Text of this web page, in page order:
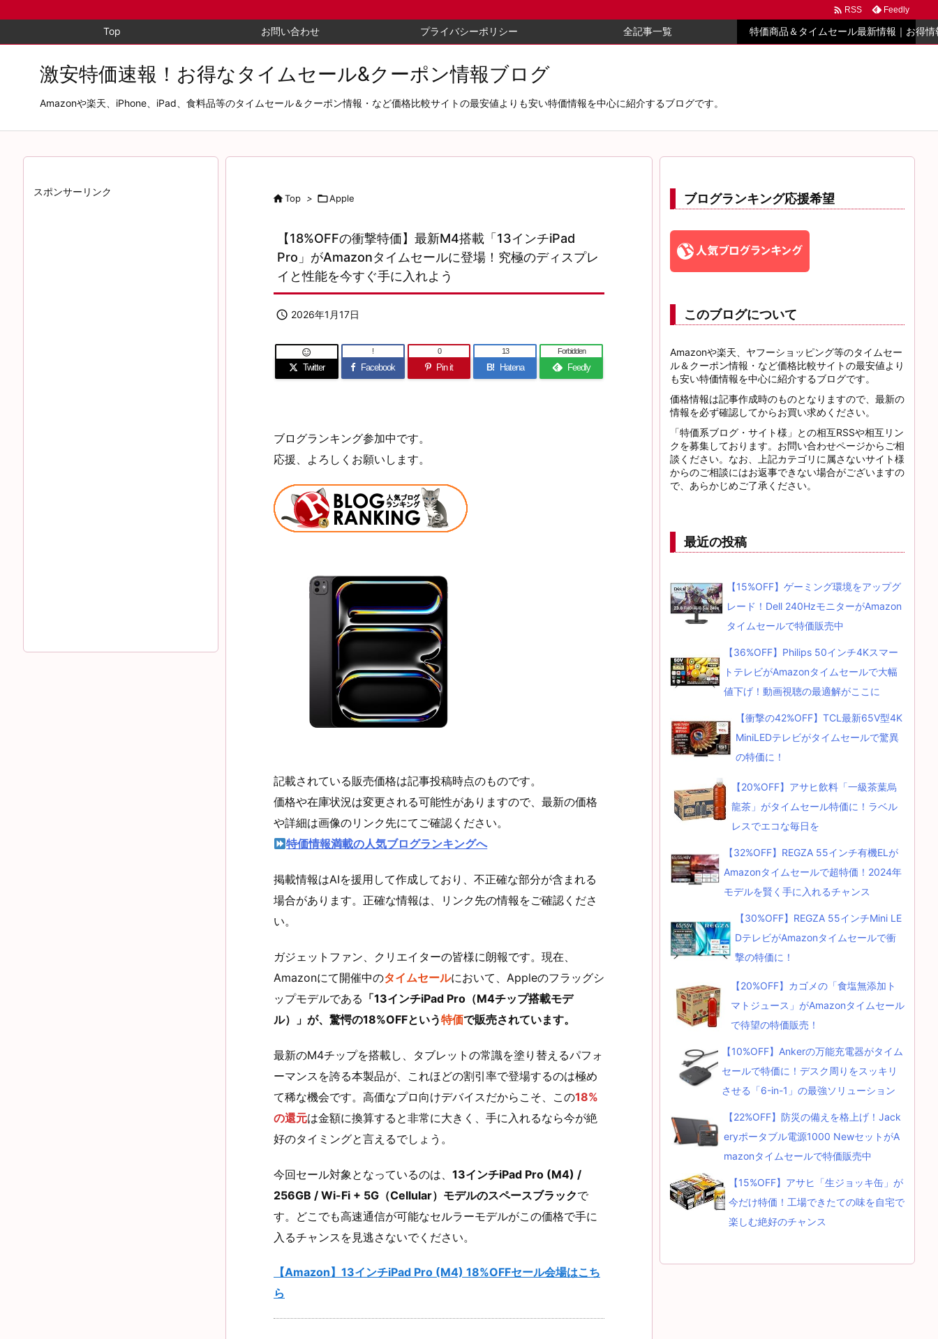
Top お問い合わせ プライバシーポリシー 全記事一覧 特価商品＆タイムセール最新情報｜お得
 RSS Feedly
激安特価速報！お得なタイムセール&クーポン情報ブログ
Amazonや楽天、iPhone、iPad、食料品等のタイムセール＆クーポン情報・など価格比較サイトの最安値よりも安い特価情報を中心に紹介するブログです。
Top > Apple
【18%OFFの衝撃特価】最新M4搭載「13インチiPad
Pro」がAmazonタイムセールに登場！究極のディスプレ
イと性能を今すぐ手に入れよう
 2026年1月17日
Twitter

Facebook
!
Pin it
0
B! Hatena
13
Feedly
Forbidden
ブログランキング参加中です。
応援、よろしくお願いします。
記載されている販売価格は記事投稿時点のものです。
価格や在庫状況は変更される可能性がありますので、最新の価格
や詳細は画像のリンク先にてご確認ください。
特価情報満載の人気ブログランキングへ
掲載情報はAIを援用して作成しており、不正確な部分が含まれる
場合があります。正確な情報は、リンク先の情報をご確認くださ
い。
ガジェットファン、クリエイターの皆様に朗報です。現在、
Amazonにて開催中のタイムセールにおいて、Appleのフラッグシ
ップモデルである 「13インチiPad Pro（M4チップ搭載モデ
ル）」が、驚愕の18%OFFという特価で販売されています。
最新のM4チップを搭載し、タブレットの常識を塗り替えるパフォ
ーマンスを誇る本製品が、これほどの割引率で登場するのは極め
て稀な機会です。高価なプロ向けデバイスだからこそ、この18%
の還元は金額に換算すると非常に大きく、手に入れるなら今が絶
好のタイミングと言えるでしょう。
今回セール対象となっているのは、 13インチiPad Pro (M4) /
256GB / Wi-Fi + 5G（Cellular）モデルのスペースブラックで
す。どこでも高速通信が可能なセルラーモデルがこの価格で手に
入るチャンスを見逃さないでください。
【Amazon】13インチiPad Pro (M4) 18%OFFセール会場はこち
ら
スポンサーリンク ブログランキング応援希望
このブログについて
Amazonや楽天、ヤフーショッピング等のタイムセー
ル＆クーポン情報・など価格比較サイトの最安値より
も安い特価情報を中心に紹介するブログです。
価格情報は記事作成時のものとなりますので、最新の
情報を必ず確認してからお買い求めください。
「特価系ブログ・サイト様」との相互RSSや相互リン
クを募集しております。お問い合わせページからご相
談ください。なお、上記カテゴリに属さないサイト様
からのご相談にはお返事できない場合がございますの
で、あらかじめご了承ください。
最近の投稿
【15%OFF】ゲーミング環境をアップグ
レード！Dell 240HzモニターがAmazon
タイムセールで特価販売中
【36%OFF】Philips 50インチ4Kスマー
トテレビがAmazonタイムセールで大幅
値下げ！動画視聴の最適解がここに
【衝撃の42%OFF】TCL最新65V型4K
MiniLEDテレビがタイムセールで驚異
の特価に！
【20%OFF】アサヒ飲料「一級茶葉烏
龍茶」がタイムセール特価に！ラベル
レスでエコな毎日を
【32%OFF】REGZA 55インチ有機ELが
Amazonタイムセールで超特価！2024年
モデルを賢く手に入れるチャンス
【30%OFF】REGZA 55インチMini LE
DテレビがAmazonタイムセールで衝
撃の特価に！
【20%OFF】カゴメの「食塩無添加ト
マトジュース」がAmazonタイムセール
で待望の特価販売！
【10%OFF】Ankerの万能充電器がタイム
セールで特価に！デスク周りをスッキリ
させる「6-in-1」の最強ソリューション
【22%OFF】防災の備えを格上げ！Jack
eryポータブル電源1000 NewセットがA
mazonタイムセールで特価販売中
【15%OFF】アサヒ「生ジョッキ缶」が
今だけ特価！工場できたての味を自宅で
楽しむ絶好のチャンス